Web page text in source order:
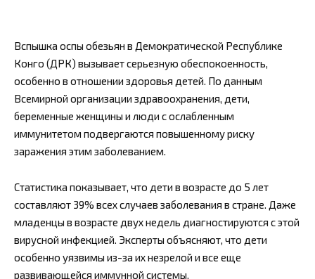
Вспышка оспы обезьян в Демократической Республике
Конго (ДРК) вызывает серьезную обеспокоенность,
особенно в отношении здоровья детей. По данным
Всемирной организации здравоохранения, дети,
беременные женщины и люди с ослабленным
иммунитетом подвергаются повышенному риску
заражения этим заболеванием.
Статистика показывает, что дети в возрасте до 5 лет
составляют 39% всех случаев заболевания в стране. Даже
младенцы в возрасте двух недель диагностируются с этой
вирусной инфекцией. Эксперты объясняют, что дети
особенно уязвимы из-за их незрелой и все еще
развивающейся иммунной системы.